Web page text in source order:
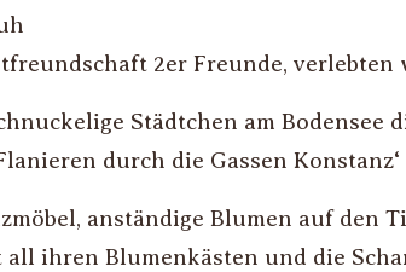
2er Freunde, verlebten
Städtchen am
durch die Gassen
anständige Blumen auf den
all ihren Blumenkästen und die